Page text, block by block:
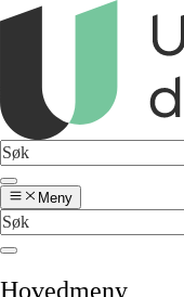
Meny
Hovedmeny